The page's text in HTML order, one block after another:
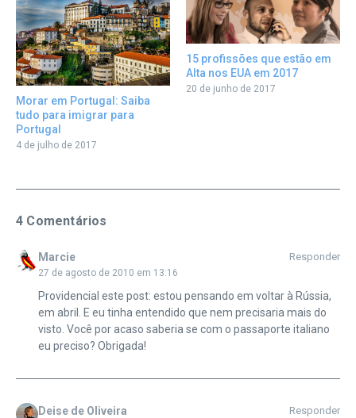
Morar em Portugal: Saiba
tudo para imigrar para
Portugal
4 de julho de 2017
15 profissões que estão em
Alta nos EUA em 2017
20 de junho de 2017
4 Comentários
Marcie
27 de agosto de 2010 em 13:16
Responder
Providencial este post: estou pensando em voltar à Rússia,
em abril. E eu tinha entendido que nem precisaria mais do
visto. Você por acaso saberia se com o passaporte italiano
eu preciso? Obrigada!
Deise de Oliveira Responder